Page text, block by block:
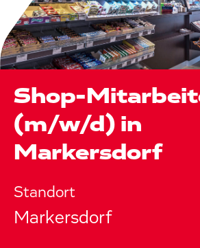
Shop-
(m/w/d) in
Markersdorf
Standort
Markersdorf